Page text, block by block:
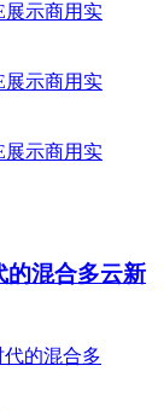
的混合多云新